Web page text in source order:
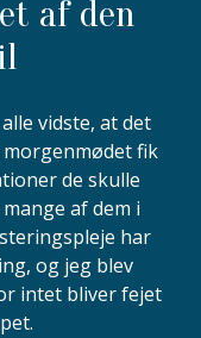
af den
vidste, at det
morgenmødet fik
de skulle
af dem i
har
og jeg blev
intet bliver fejet